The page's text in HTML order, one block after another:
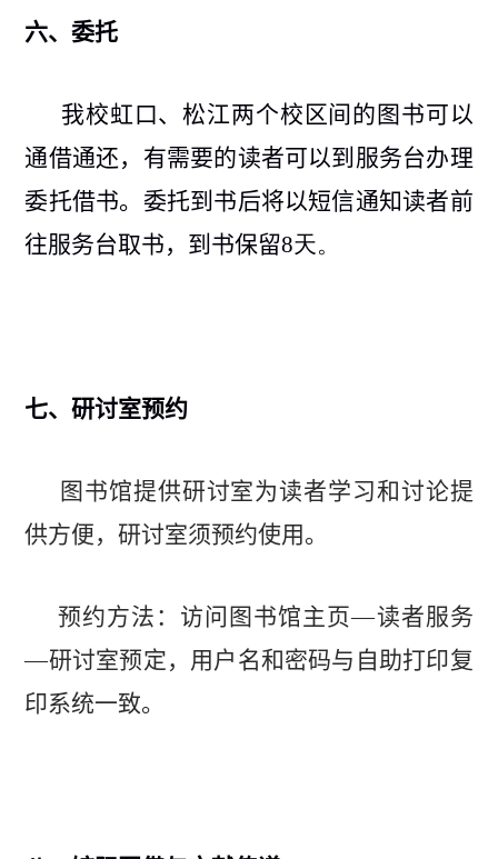
六、委托
我校虹口、松江两个校区间的图书可以
通借通还，有需要的读者可以到 服务台办理
委托借书。委托到书后将以短信通知读者前
往服务台取书，到书保留8天。
七、研讨室预约
图书馆提供研讨室为读者学习和讨论提
供方便，研讨室须预约使用。
预约方法：访问图书馆主页—读者服务
—研讨室预定，用户名和密码与自助打印复
印系统一致。